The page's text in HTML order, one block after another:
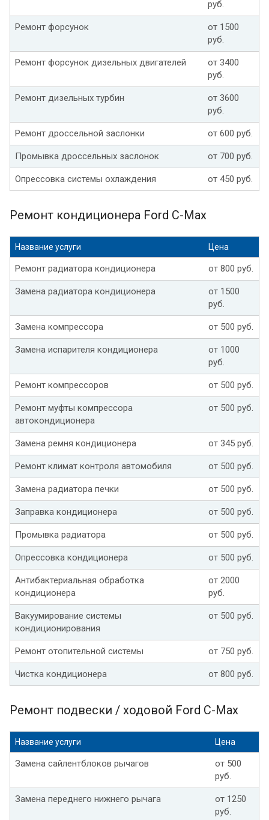
руб.
Ремонт форсунок
от 1500
руб.
Ремонт форсунок дизельных двигателей
от 3400
руб.
Ремонт дизельных турбин
от 3600
руб.
Ремонт дроссельной заслонки от 600 руб.
Промывка дроссельных заслонок от 700 руб.
Опрессовка системы охлаждения от 450 руб.
Ремонт кондиционера Ford C-Max
Название услуги Цена
Ремонт радиатора кондиционера от 800 руб.
Замена радиатора кондиционера
от 1500
руб.
Замена компрессора от 500 руб.
Замена испарителя кондиционера
от 1000
руб.
Ремонт компрессоров от 500 руб.
Ремонт муфты компрессора
автокондиционера
от 500 руб.
Замена ремня кондиционера от 345 руб.
Ремонт климат контроля автомобиля от 500 руб.
Замена радиатора печки от 500 руб.
Заправка кондиционера от 500 руб.
Промывка радиатора от 500 руб.
Опрессовка кондиционера от 500 руб.
Антибактериальная обработка
кондиционера
от 2000
руб.
Вакуумирование системы
кондиционирования
от 500 руб.
Ремонт отопительной системы от 750 руб.
Чистка кондиционера от 800 руб.
Ремонт подвески / ходовой Ford C-Max
Название услуги Цена
Замена сайлентблоков рычагов
от 500
руб.
Замена переднего нижнего рычага
от 1250
руб.